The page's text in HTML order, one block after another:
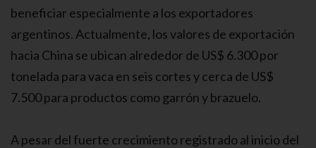
beneficiar especialmente a los exportadores
argentinos. Actualmente, los valores de exportación
hacia China se ubican alrededor de US$ 6.300 por
tonelada para vaca en seis cortes y cerca de US$
7.500 para productos como garrón y brazuelo.
A pesar del fuerte crecimiento registrado al inicio del